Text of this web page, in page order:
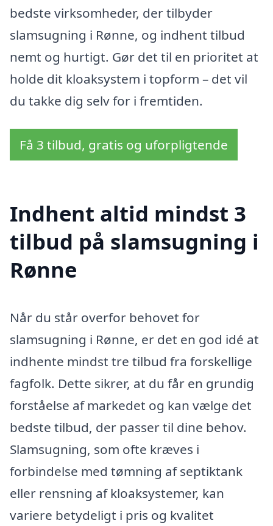
bedste virksomheder, der tilbyder
slamsugning i Rønne, og indhent tilbud
nemt og hurtigt. Gør det til en prioritet at
holde dit kloaksystem i topform – det vil
du takke dig selv for i fremtiden.
Få 3 tilbud, gratis og uforpligtende
Indhent altid mindst 3
tilbud på slamsugning i
Rønne
Når du står overfor behovet for
slamsugning i Rønne, er det en god idé at
indhente mindst tre tilbud fra forskellige
fagfolk. Dette sikrer, at du får en grundig
forståelse af markedet og kan vælge det
bedste tilbud, der passer til dine behov.
Slamsugning, som ofte kræves i
forbindelse med tømning af septiktank
eller rensning af kloaksystemer, kan
variere betydeligt i pris og kvalitet